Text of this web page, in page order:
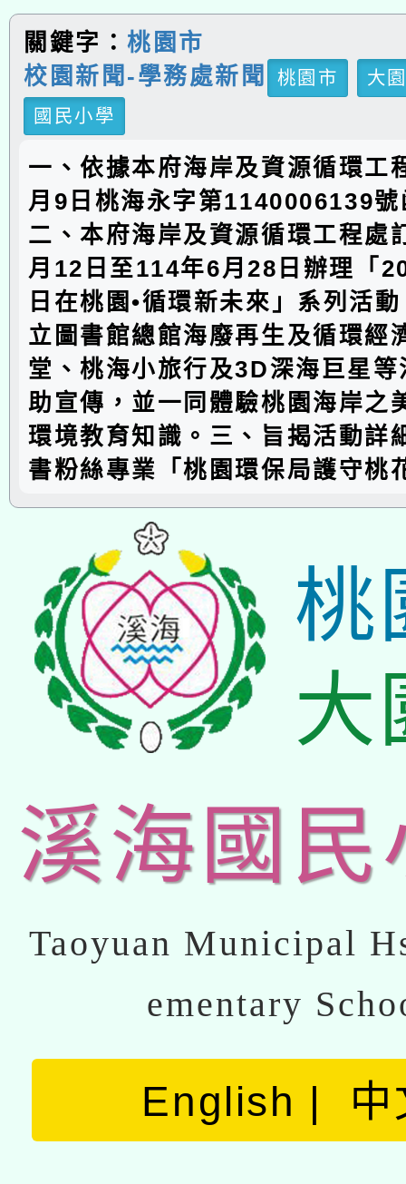
關鍵字：桃園市
校園新聞-學務處新聞
桃園市
大
國民小學
一、依據本府海岸及資源循環工
月9日桃海永字第1140006139號
二、本府海岸及資源循環工程處
月12日至114年6月28日辦理「
日在桃園•循環新未來」系列活
立圖書館總館海廢再生及循環經
堂、桃海小旅行及3D深海巨星
助宣傳，並一同體驗桃園海岸之
環境教育知識。三、旨揭活動詳
書粉絲專業「桃園環保局護守桃
桃
大
溪海國民
Taoyuan Municipal
ementary
English 中